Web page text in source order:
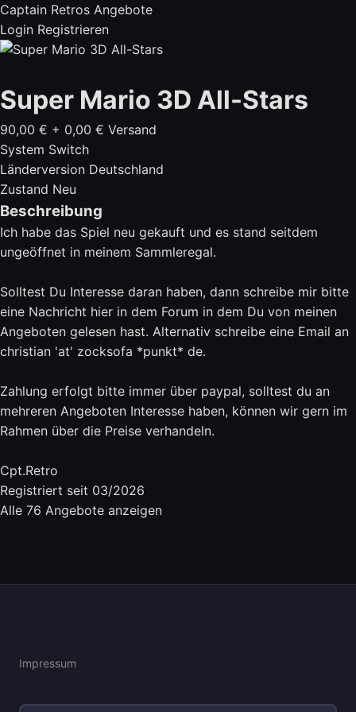
Captain Retros Angebote
Login Registrieren
Super Mario 3D All-Stars
90,00 € + 0,00 € Versand
System Switch
Länderversion Deutschland
Zustand Neu
Beschreibung
Ich habe das Spiel neu gekauft und es stand seitdem
ungeöffnet in meinem Sammleregal.
Solltest Du Interesse daran haben, dann schreibe mir bitte
eine Nachricht hier in dem Forum in dem Du von meinen
Angeboten gelesen hast. Alternativ schreibe eine Email an
christian 'at' zocksofa *punkt* de.
Zahlung erfolgt bitte immer über paypal, solltest du an
mehreren Angeboten Interesse haben, können wir gern im
Rahmen über die Preise verhandeln.
Cpt.Retro
Registriert seit 03/2026
Alle 76 Angebote anzeigen
Impressum